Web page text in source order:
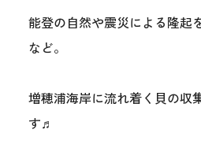
能登の自然や震災による隆起
など。
増穂浦海岸に流れ着く貝の収
す♬